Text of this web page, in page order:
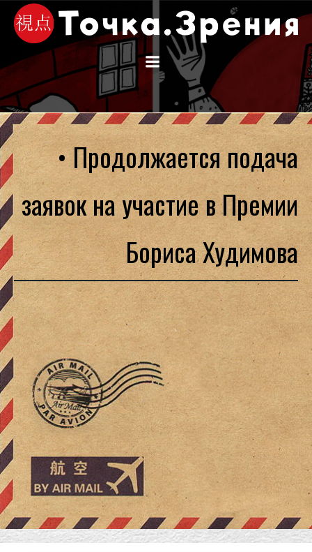
Перейти
к
содержимому
• Продолжается подача
заявок на участие в Премии
Бориса Худимова